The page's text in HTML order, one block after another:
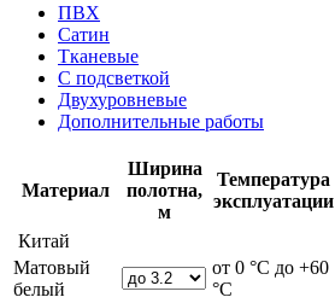
ПВХ
Сатин
Тканевые
С подсветкой
Двухуровневые
Дополнительные работы
Материал
Ширина
полотна,
м
Температура
эксплуатации
Китай
Матовый
белый
от 0 °С до +60
°С